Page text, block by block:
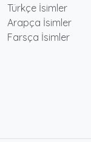
Türkçe İsimler
Arapça İsimler
Farsça İsimler